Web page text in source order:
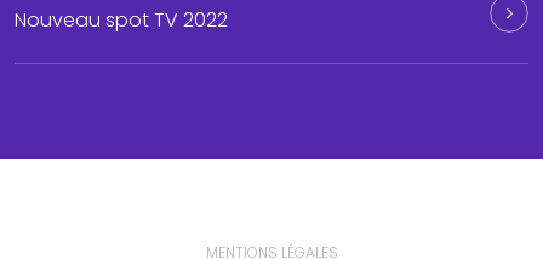
Nouveau spot TV 2022
MENTIONS LÉGALES